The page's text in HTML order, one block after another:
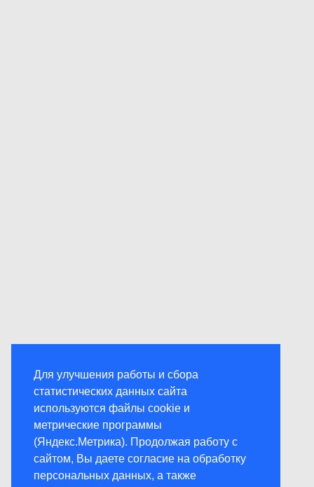
Для улучшения работы и сбора
статистических данных сайта
используются файлы cookie и
метрические программы
(Яндекс.Метрика). Продолжая работу с
сайтом, Вы даете согласие на обработку
персональных данных, а также